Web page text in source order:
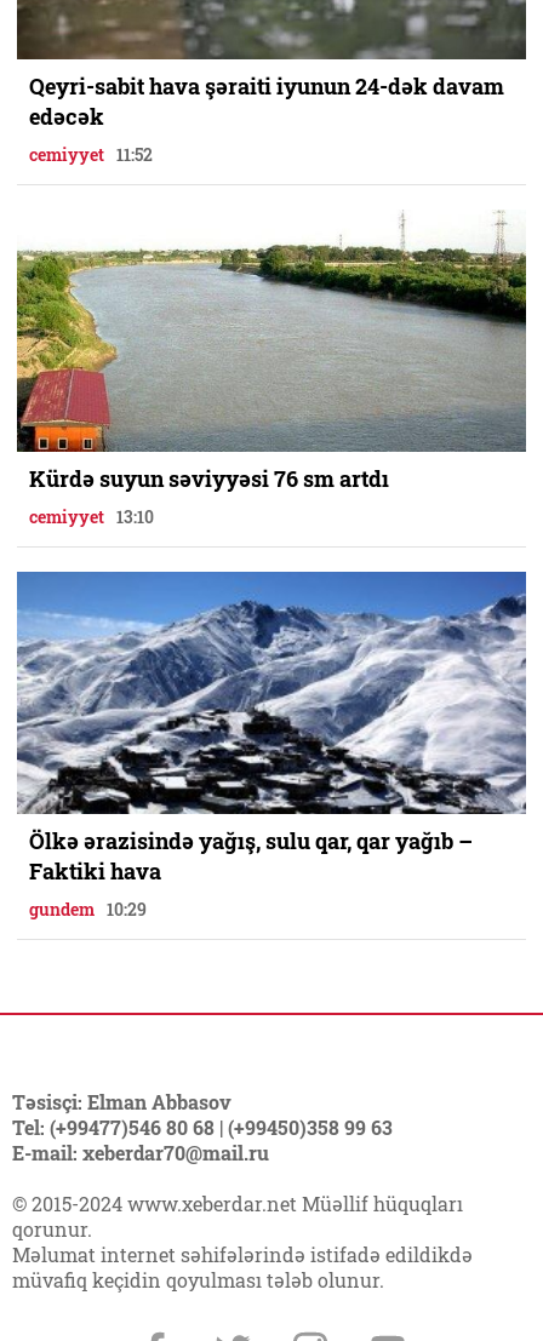
Qeyri-sabit hava şəraiti iyunun 24-dək davam
edəcək
cemiyyet 11:52
Kürdə suyun səviyyəsi 76 sm artdı
cemiyyet 13:10
Ölkə ərazisində yağış, sulu qar, qar yağıb –
Faktiki hava
gundem 10:29
Təsisçi: Elman Abbasov
Tel: (+99477)546 80 68 | (+99450)358 99 63
E-mail: xeberdar70@mail.ru
© 2015-2024 www.xeberdar.net Müəllif hüquqları
qorunur.
Məlumat internet səhifələrində istifadə edildikdə
müvafiq keçidin qoyulması tələb olunur.